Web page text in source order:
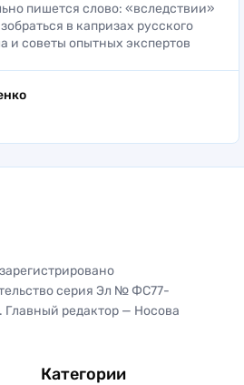
пишется слово: «вследствии»
в капризах русского
и советы опытных экспертов
серия Эл № ФС77-
Главный редактор — Носова
Категории